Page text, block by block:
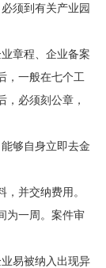
须到有关产业园
章程、企业备案
，一般在七个工
必须刻公章，
够自身立即去金
并交纳费用。
为一周。案件审
易被纳入出现异